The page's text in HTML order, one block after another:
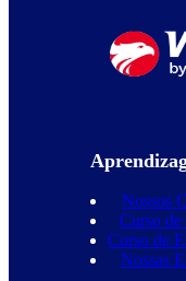
Nossos
Curso de
Curso de
Nossas